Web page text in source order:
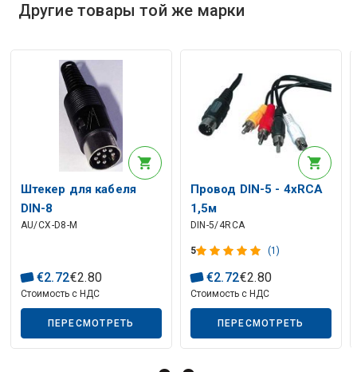
О
п
и
с
а
н
и
е
и
с
к
у
с
с
т
в
е
н
н
о
г
о
и
н
т
е
л
л
е
к
т
Описание искусственного интеллекта
Другие товары той же марки
Штекер для кабеля
DIN-8
AU/CX-D8-M
€2.72€2.80
Стоимость с НДС
ПЕРЕСМОТРЕТЬ
Провод DIN-5 - 4xRCA
1,5м
DIN-5/4RCA
5 (1)
€2.72€2.80
Стоимость с НДС
ПЕРЕСМОТРЕТЬ